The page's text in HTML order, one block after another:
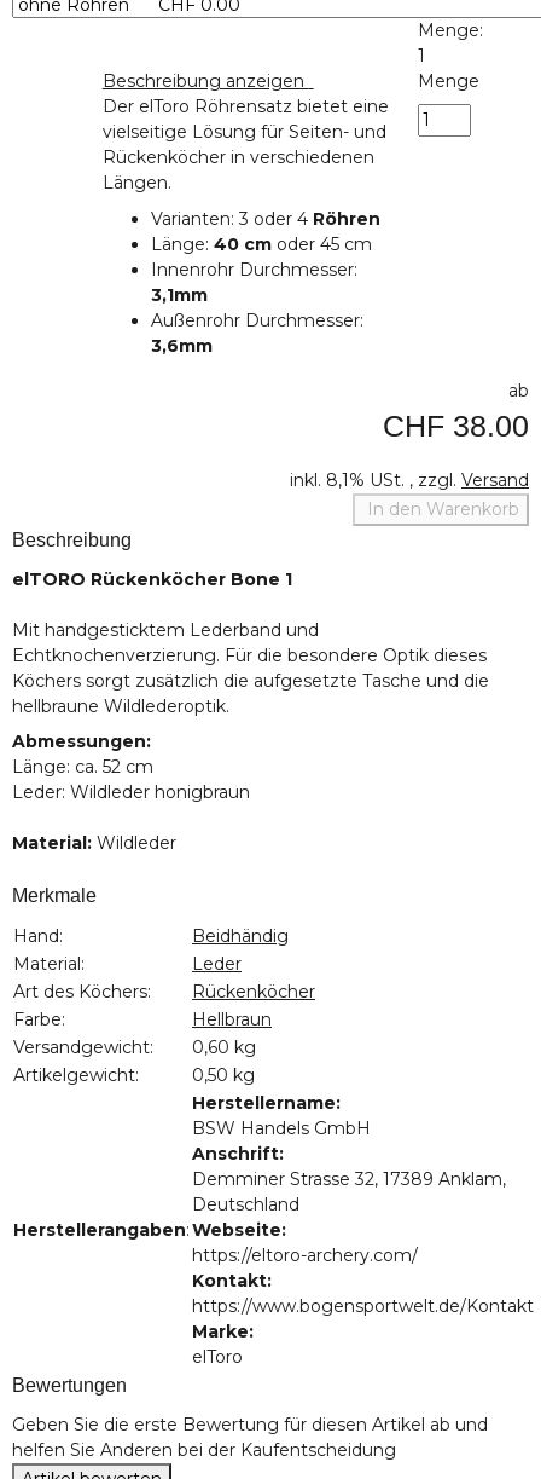
Menge:
1
Beschreibung anzeigen
Der elToro Röhrensatz bietet eine
vielseitige Lösung für Seiten- und
Rückenköcher in verschiedenen
Längen.
Varianten: 3 oder 4 Röhren
Länge: 40 cmoder 45 cm
Innenrohr Durchmesser:
3,1mm
Außenrohr Durchmesser:
3,6mm
Menge
ab
CHF 38.00
inkl. 8,1% USt. , zzgl. Versand
In den Warenkorb
Beschreibung
elTORO Rückenköcher Bone 1
Mit handgesticktem Lederband und
Echtknochenverzierung. Für die besondere Optik dieses
Köchers sorgt zusätzlich die aufgesetzte Tasche und die
hellbraune Wildlederoptik.
Abmessungen:
Länge: ca. 52 cm
Leder: Wildleder honigbraun
Material: Wildleder
Merkmale
Hand:
Beidhändig
Material:
Leder
Art des Köchers:
Rückenköcher
Farbe:
Hellbraun
Versandgewicht:
0,60 kg
Artikelgewicht:
0,50 kg
Herstellerangaben:
Herstellername:
BSW Handels GmbH
Anschrift:
Demminer Strasse 32, 17389 Anklam,
Deutschland
Webseite:
https://eltoro-archery.com/
Kontakt:
https://www.bogensportwelt.de/Kontakt
Marke:
elToro
Bewertungen
Geben Sie die erste Bewertung für diesen Artikel ab und
helfen Sie Anderen bei der Kaufentscheidung